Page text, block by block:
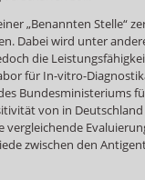
„Benannten Stelle“
Dabei wird unter
die
für In-vitro-
Bundesministeriums
von in
vergleichende
zwischen den